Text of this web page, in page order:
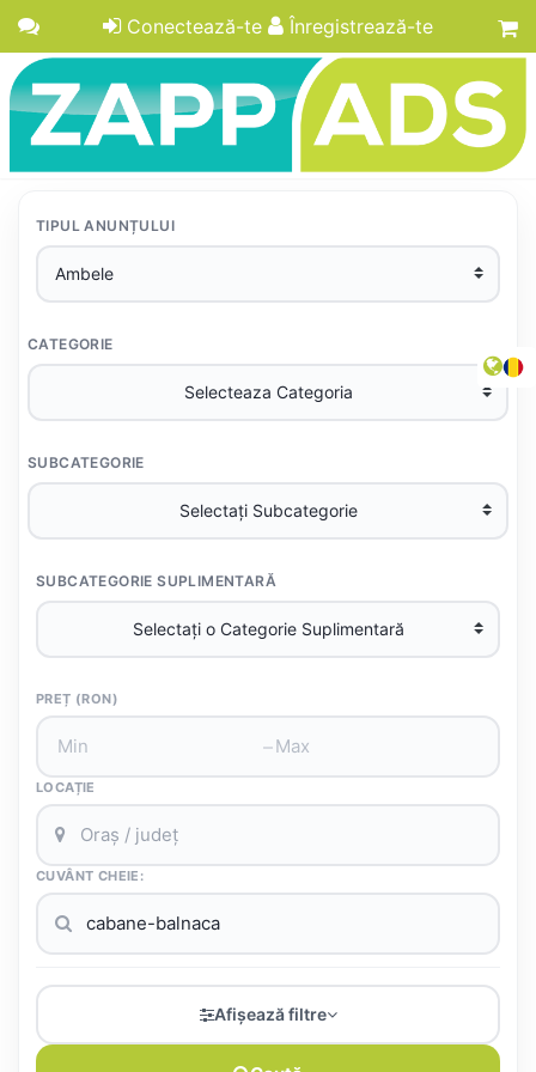
Conectează-te Înregistrează-te
TIPUL ANUNȚULUI
CATEGORIE
SUBCATEGORIE
SUBCATEGORIE SUPLIMENTARĂ
PREȚ (RON)
–
LOCAȚIE
CUVÂNT CHEIE:
Afișează filtre